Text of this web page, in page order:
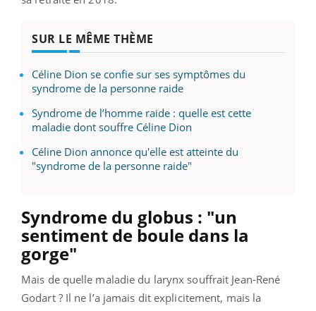
SUR LE MÊME THÈME
Céline Dion se confie sur ses symptômes du
syndrome de la personne raide
Syndrome de l’homme raide : quelle est cette
maladie dont souffre Céline Dion
Céline Dion annonce qu'elle est atteinte du
"syndrome de la personne raide"
Syndrome du globus : "un
sentiment de boule dans la
gorge"
Mais de quelle maladie du larynx souffrait Jean-René
Godart ? Il ne l’a jamais dit explicitement, mais la